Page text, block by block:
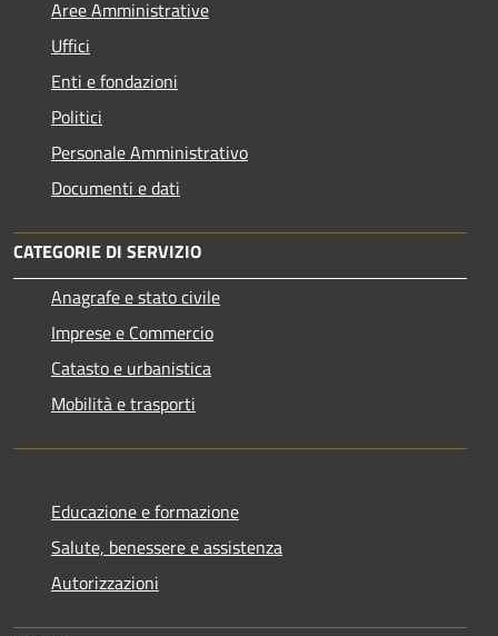
Aree Amministrative
Uffici
Enti e fondazioni
Politici
Personale Amministrativo
Documenti e dati
CATEGORIE DI SERVIZIO
Anagrafe e stato civile
Imprese e Commercio
Catasto e urbanistica
Mobilità e trasporti
Educazione e formazione
Salute, benessere e assistenza
Autorizzazioni